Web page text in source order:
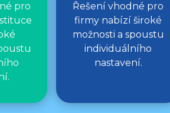
pro
Řešení vhodné pro
firmy nabízí široké
možnosti a spoustu
individuálního
nastavení.